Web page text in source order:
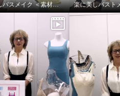
楽に美しバスメイク ＜素材編＞